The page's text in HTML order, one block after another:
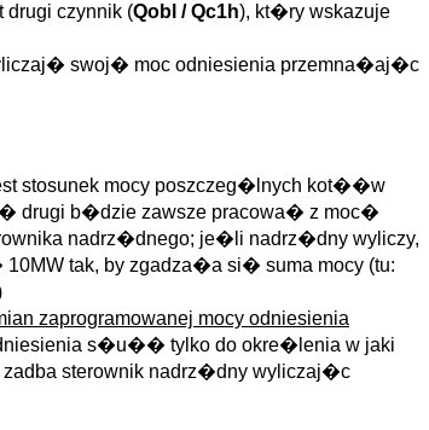
czynnik (Qobl / Qc1h), kt�ry wskazuje
swoj� moc odniesienia przemna�aj�c
stosunek mocy poszczeg�lnych kot��w
drugi b�dzie zawsze pracowa� z moc�
nadrz�dnego; je�li nadrz�dny wyliczy,
tak, by zgadza�a si� suma mocy (tu:
zaprogramowanej mocy odniesienia
s�u�� tylko do okre�lenia w jaki
sterownik nadrz�dny wyliczaj�c